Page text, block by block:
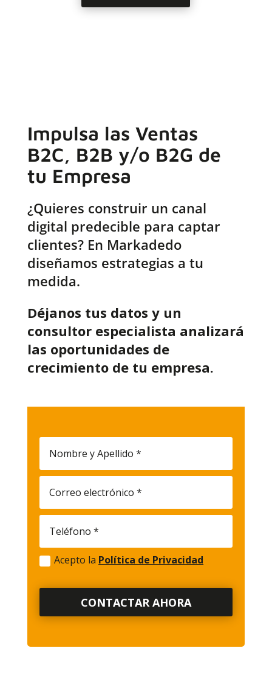
Impulsa las Ventas
B2C, B2B y/o B2G de
tu Empresa
¿Quieres construir un canal
digital predecible para captar
clientes? En Markadedo
diseñamos estrategias a tu
medida.
Déjanos tus datos y un
consultor especialista analizará
las oportunidades de
crecimiento de tu empresa.
Acepto la Política de Privacidad
CONTACTAR AHORA